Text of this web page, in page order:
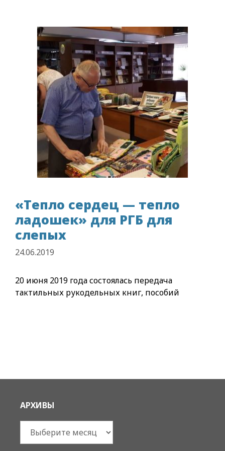
«Тепло сердец — тепло
ладошек» для РГБ для
слепых
24.06.2019
20 июня 2019 года состоялась передача
тактильных рукодельных книг, пособий
АРХИВЫ
Архивы